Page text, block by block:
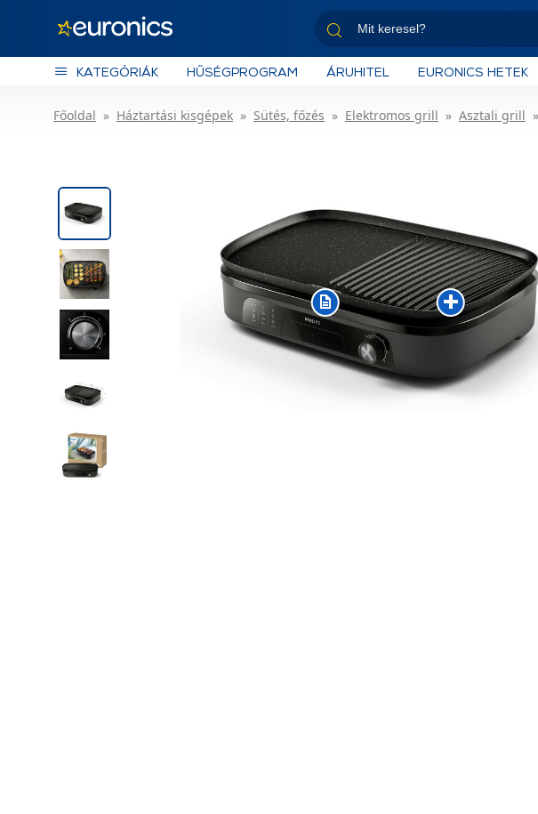
KATEGÓRIÁK HŰSÉGPROGRAM ÁRUHITEL EURONICS HETEK
Főoldal Háztartási kisgépek Sütés, főzés Elektromos grill Asztali grill